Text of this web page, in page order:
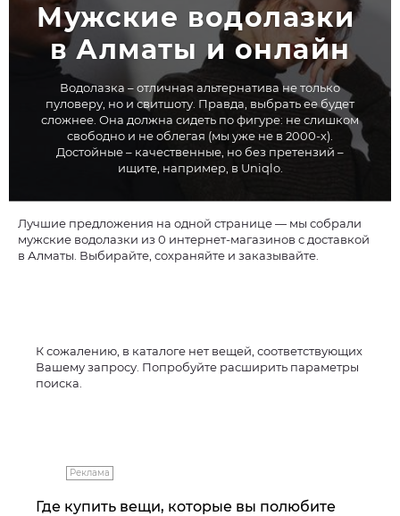
Мужские водолазки
в Алматы и онлайн
Водолазка – отличная альтернатива не только
пуловеру, но и свитшоту. Правда, выбрать ее будет
сложнее. Она должна сидеть по фигуре: не слишком
свободно и не облегая (мы уже не в 2000-х).
Достойные – качественные, но без претензий –
ищите, например, в Uniqlo.
Лучшие предложения на одной странице — мы собрали
мужские водолазки из 0 интернет-магазинов с доставкой
в Алматы. Выбирайте, сохраняйте и заказывайте.
К сожалению, в каталоге нет вещей, соответствующих
Вашему запросу. Попробуйте расширить параметры
поиска.
Реклама
Где купить вещи, которые вы полюбите